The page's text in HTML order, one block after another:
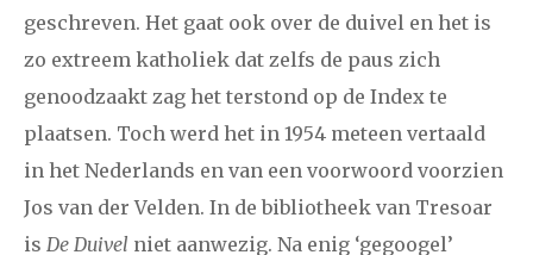
september oktober november
december
februari maart april mei juni juli augustus
september oktober november december
geschreven. Het gaat ook over de duivel en het is
zo extreem katholiek dat zelfs de paus zich
genoodzaakt zag het terstond op de Index te
plaatsen. Toch werd het in 1954 meteen vertaald
in het Nederlands en van een voorwoord voorzien
Jos van der Velden. In de bibliotheek van Tresoar
is De Duivel niet aanwezig. Na enig ‘gegoogel’